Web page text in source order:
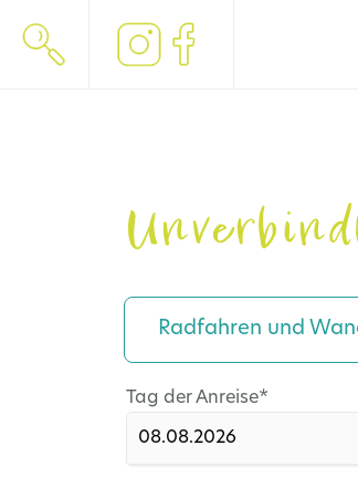
Radfahren und
Pflichtfeld
Tag der Anreise*